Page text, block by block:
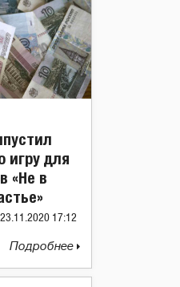
игру для
«Не в
23.11.2020 17:12
Подробнее